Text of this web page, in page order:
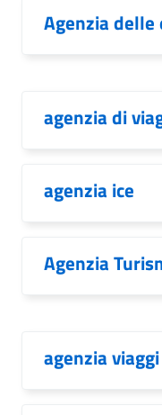
Agenzia
agenzia di
agenzia ice
Agenzia
agenzia viaggi